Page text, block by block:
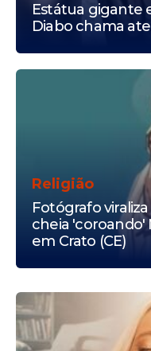
Estátua gigante
Diabo chama
Religião
Fotógrafo
cheia 'coroando'
em Crato (CE)